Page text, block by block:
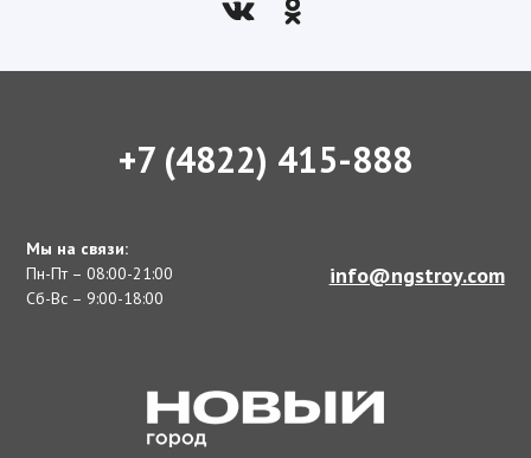
+7 (4822) 415-888
Мы на связи:
Пн-Пт – 08:00-21:00
Сб-Вс – 9:00-18:00
info@ngstroy.com